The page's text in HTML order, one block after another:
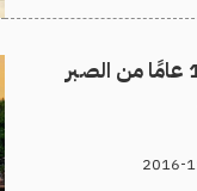
قافلة النوبة.. 117 عامًا من الصبر